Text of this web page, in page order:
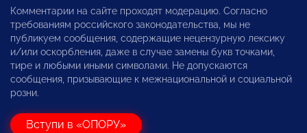
Комментарии на сайте проходят модерацию. Согласно
требованиям российского законодательства, мы не
публикуем сообщения, содержащие нецензурную лексику
и/или оскорбления, даже в случае замены букв точками,
тире и любыми иными символами. Не допускаются
сообщения, призывающие к межнациональной и социальной
розни.
Вступи в «ОПОРУ»